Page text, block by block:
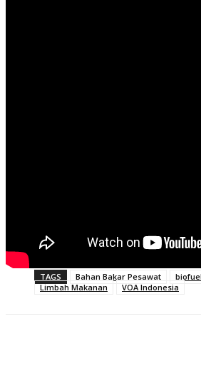
TAGS Bahan Bakar Pesawat biofuel
Limbah Makanan
VOA Indonesia